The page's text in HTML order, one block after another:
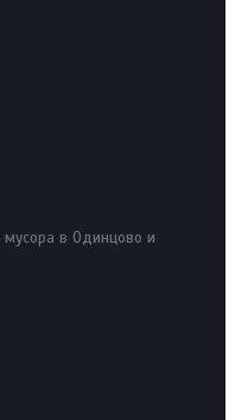
мусора в Одинцово и